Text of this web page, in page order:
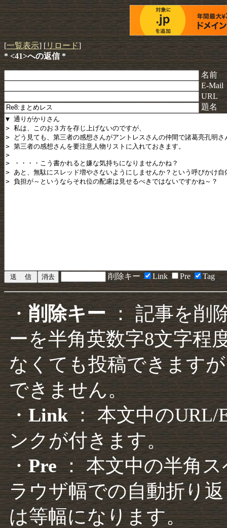
[一覧表示] [リロード]
* <41>への返信 *
名前
E-Mail
URL
題名
削除キー Link Pre Tag
・削除キー： 記事を削
ーを半角英数字8文字程
なくても投稿できます
できません。
・Link： 本文中のURL/
ンクが付きます。
・Pre： 本文中の半角
ラウザ幅での自動折り
は等幅になります。